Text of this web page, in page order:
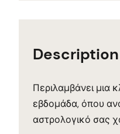
Description
Περιλαμβάνει μια
εβδομάδα, όπου
αστρολογικό σας